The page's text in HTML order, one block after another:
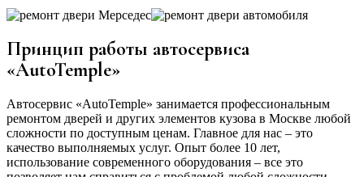
Принцип работы автосервиса
«AutoTemple»
Автосервис «AutoTemple» занимается профессиональным
ремонтом дверей и других элементов кузова в Москве любой
сложности по доступным ценам. Главное для нас – это
качество выполняемых услуг. Опыт более 10 лет,
использование современного оборудования – все это